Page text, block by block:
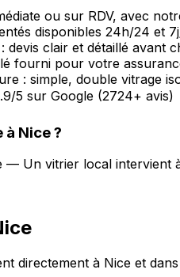
ou sur RDV, avec
disponibles 24h/24 et
devis clair et détaillé avant
fourni pour votre
: simple, double vitrage
5 sur Google (2724+ avis)
Nice ?
— Un vitrier local intervient
directement à Nice et